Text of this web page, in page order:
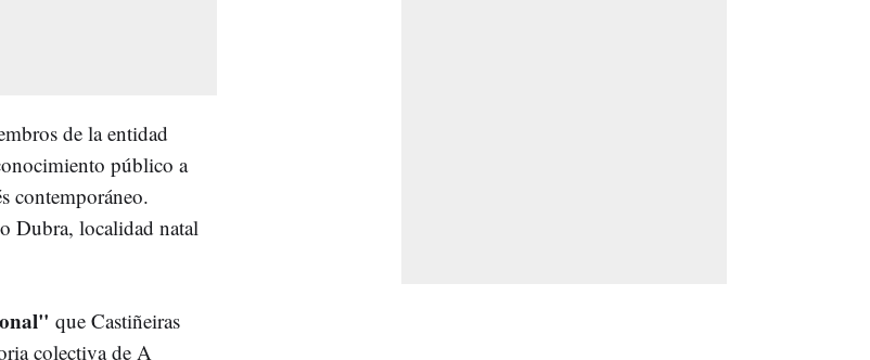
de la entidad
público a
contemporáneo.
Dubra, localidad natal
que Castiñeiras
colectiva de A